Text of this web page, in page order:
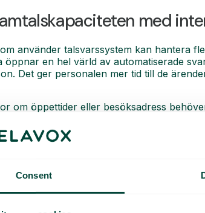
Consent
med
använder talsvarssystem kan hantera
öppnar en hel värld av automatiserade
Det ger personalen mer tid till de
om öppettider eller besöksadress
bilden av företaget
hanterar inkommande samtal är enormt